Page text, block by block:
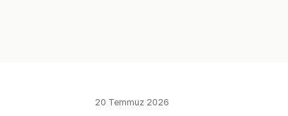
20 Temmuz 2026